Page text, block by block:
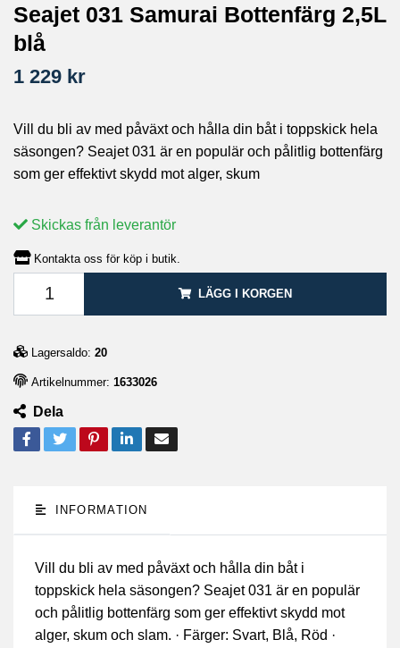
Seajet 031 Samurai Bottenfärg 2,5L
blå
1 229 kr
Vill du bli av med påväxt och hålla din båt i toppskick hela
säsongen? Seajet 031 är en populär och pålitlig bottenfärg
som ger effektivt skydd mot alger, skum
Skickas från leverantör
Kontakta oss för köp i butik.
LÄGG I KORGEN
Lagersaldo: 20
Artikelnummer: 1633026
Dela
INFORMATION
Vill du bli av med påväxt och hålla din båt i
toppskick hela säsongen? Seajet 031 är en populär
och pålitlig bottenfärg som ger effektivt skydd mot
alger, skum och slam. · Färger: Svart, Blå, Röd ·